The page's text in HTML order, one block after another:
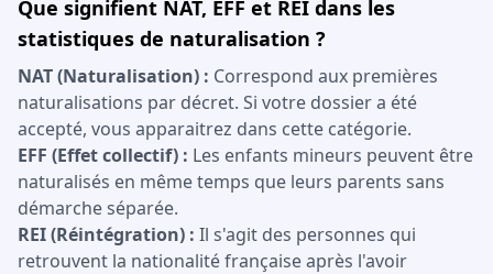
Que signifient NAT, EFF et REI dans les
statistiques de naturalisation ?
NAT (Naturalisation) : Correspond aux premières
naturalisations par décret. Si votre dossier a été
accepté, vous apparaitrez dans cette catégorie.
EFF (Effet collectif) : Les enfants mineurs peuvent être
naturalisés en même temps que leurs parents sans
démarche séparée.
REI (Réintégration) : Il s'agit des personnes qui
retrouvent la nationalité française après l'avoir